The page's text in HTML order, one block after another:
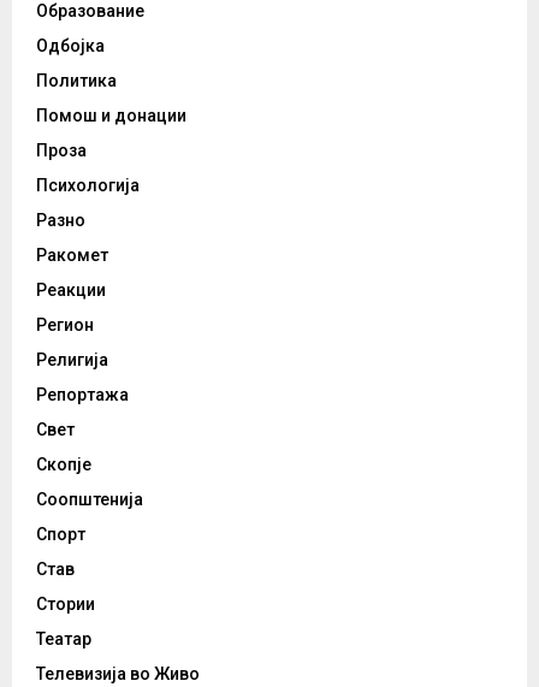
Образование
Одбојка
Политика
Помош и донации
Проза
Психологија
Разно
Ракомет
Реакции
Регион
Религија
Репортажа
Свет
Скопје
Соопштенија
Спорт
Став
Стории
Театар
Телевизија во Живо